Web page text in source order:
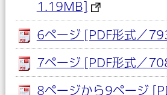
1.19MB]
6ページ [PDF形式／
7ページ [PDF形式／
8ページから9ページ